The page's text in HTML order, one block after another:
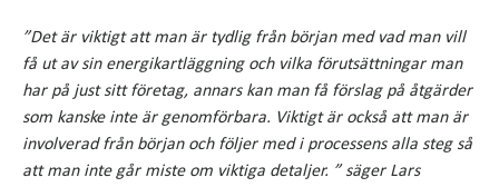
”Det är viktigt att man är tydlig från början med vad man vill
få ut av sin energikartläggning och vilka förutsättningar man
har på just sitt företag, annars kan man få förslag på åtgärder
som kanske inte är genomförbara. Viktigt är också att man är
involverad från början och följer med i processens alla steg så
att man inte går miste om viktiga detaljer. ” säger Lars